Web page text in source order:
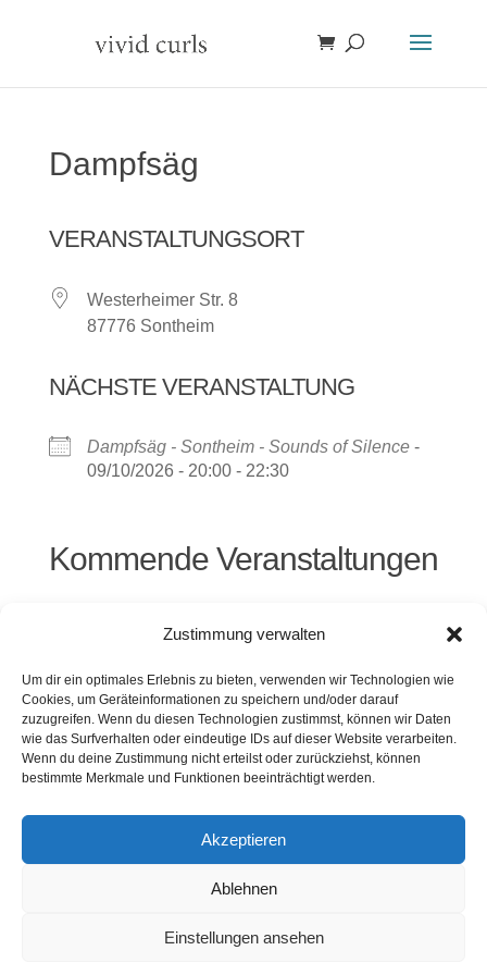
Zustimmung verwalten
Um dir ein optimales Erlebnis zu bieten, verwenden wir Technologien wie
Cookies, um Geräteinformationen zu speichern und/oder darauf
zuzugreifen. Wenn du diesen Technologien zustimmst, können wir Daten
wie das Surfverhalten oder eindeutige IDs auf dieser Website verarbeiten.
Wenn du deine Zustimmung nicht erteilst oder zurückziehst, können
bestimmte Merkmale und Funktionen beeinträchtigt werden.
Akzeptieren
Ablehnen
Einstellungen ansehen
Dampfsäg
VERANSTALTUNGSORT
Westerheimer Str. 8
87776 Sontheim
NÄCHSTE VERANSTALTUNG
Dampfsäg - Sontheim - Sounds of Silence-
09/10/2026 - 20:00 - 22:30
Kommende Veranstaltungen
Dampfsäg - Sontheim - Sounds of Silence
Kontakt Presse Impressum
Haftung
Widerruf
Webdesign: 2024 by Markus Komposch
© Copyright 2024 by www.vivid-curls.de - All rights